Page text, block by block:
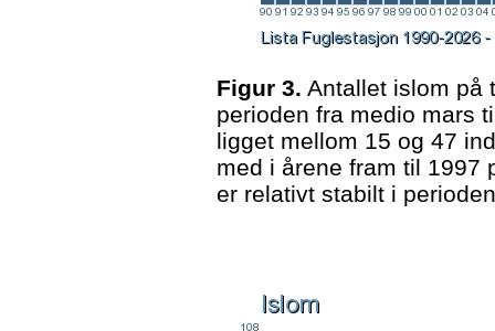
Figur 3. Antallet islom på
perioden fra medio mars
ligget mellom 15 og 47
med i årene fram til 1997
er relativt stabilt i